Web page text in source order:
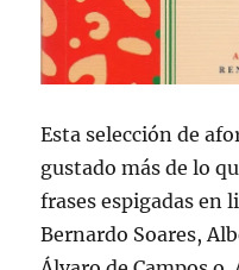
Esta selección de
gustado más de lo
frases espigadas en
Bernardo Soares,